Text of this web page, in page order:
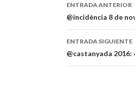
de
entradas
ENTRADA ANTERIOR
@incidència 8 de
ENTRADA SIGUIENTE
@castanyada 2016: